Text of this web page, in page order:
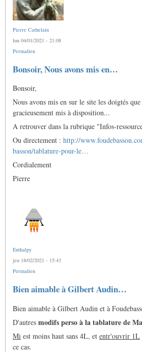
Pierre Cathelain
lun 04/01/2021 - 21:08
Permalien
Bonsoir, Nous avons mis en…
Bonsoir,
Nous avons mis en sur le site les doigtés
gracieusement mis à disposition...
A retrouver dans la rubrique "Infos-
Ou directement : http://
basson/tablature-pour-le…
Cordialement
Pierre
Enthalpy
jeu 18/02/2021 - 15:43
Permalien
Bien aimable à Gilbert Audin…
Bien aimable à Gilbert Audin et à
D'autres modifs perso à la tablature de
Mi est moins haut sans 4L, et entr'ouvrir 1L
ce cas.